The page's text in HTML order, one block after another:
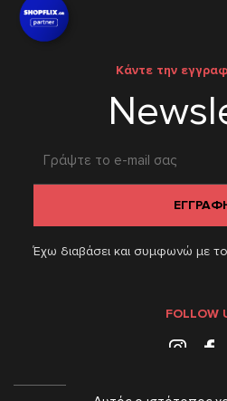
Κάντε την
Έχω διαβάσει και συμφωνώ με
FOLLOW